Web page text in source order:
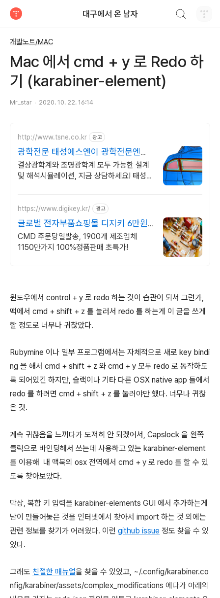
대구에서 온 남자
개발노트/MAC
Mac 에서 cmd + y 로 Redo 하
기 (karabiner-element)
Mr_star 2020. 10. 22. 16:14
http://www.tsne.co.kr 광고
광학전문 태성에스엔이 광학전문엔지
니어의 밀착컨설팅
결상광학계와 조명광학계 모두 가능한 설계
및 해석시뮬레이션, 지금 상담하세요! 태성에
https://www.digikey.kr/ 광고
글로벌 전자부품쇼핑몰 디지키 6만원
이상 무료배송,당일발송
CMD 주문당일발송, 1900개 제조업체
1150만가지 100%정품판매 초특가!
윈도우에서 control + y 로 redo 하는 것이 습관이 되서 그런가,
맥에서 cmd + shift + z 를 눌러서 redo 를 하는게 이 글을 쓰게
할 정도로 너무나 귀찮았다.
Rubymine 이나 일부 프로그램에서는 자체적으로 새로 key bindi
ng 을 해서 cmd + shift + z 와 cmd + y 모두 redo 로 동작하도
록 되어있긴 하지만, 슬랙이나 기타 다른 OSX native app 들에서
redo 를 하려면 cmd + shift + z 를 눌러야만 했다. 너무나 귀찮
은 것.
계속 귀찮음을 느끼다가 도저히 안 되겠어서, Capslock 을 왼쪽
클릭으로 바인딩해서 쓰는데 사용하고 있는 karabiner-element
를 이용해 내 맥북의 osx 전역에서 cmd + y 로 redo 를 할 수 있
도록 찾아보았다.
막상, 복합 키 입력을 karabiner-elements GUI 에서 추가하는게
남이 만들어놓은 것을 인터넷에서 찾아서 import 하는 것 외에는
관련 정보를 찾기가 어려웠다. 이런 github issue 정도 찾을 수 있
었다.
그래도 친절한 매뉴얼을 찾을 수 있었고, ~/.config/karabiner.co
nfig/karabiner/assets/complex_modifications 에다가 아래의